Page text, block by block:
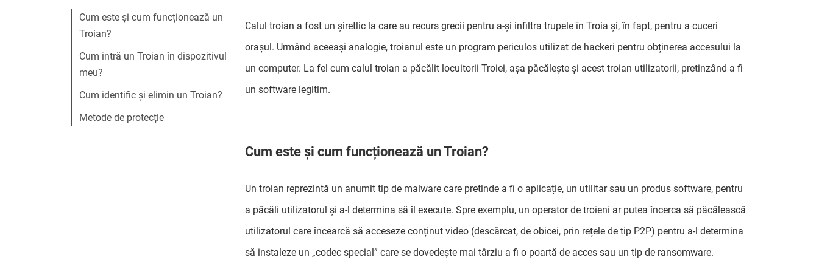
Cum este și cum funcționează un
Troian?
Cum intră un Troian în dispozitivul
meu?
Cum identific și elimin un Troian?
Metode de protecție
Calul troian a fost un șiretlic la care au recurs grecii pentru a-și infiltra trupele în Troia și, în fapt, pentru a cuceri
orașul. Urmând aceeași analogie, troianul este un program periculos utilizat de hackeri pentru obținerea accesului la
un computer. La fel cum calul troian a păcălit locuitorii Troiei, așa păcălește și acest troian utilizatorii, pretinzând a fi
un software legitim.
Cum este și cum funcționează un Troian?
Un troian reprezintă un anumit tip de malware care pretinde a fi o aplicație, un utilitar sau un produs software, pentru
a păcăli utilizatorul și a-l determina să îl execute. Spre exemplu, un operator de troieni ar putea încerca să păcălească
utilizatorul care încearcă să acceseze conținut video (descărcat, de obicei, prin rețele de tip P2P) pentru a-l determina
să instaleze un „codec special” care se dovedește mai târziu a fi o poartă de acces sau un tip de ransomware.